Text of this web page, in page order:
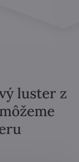
luster z